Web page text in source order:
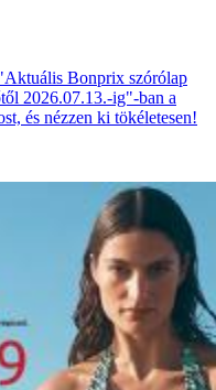
Bonprix szórólap
2026.07.13.-ig"-ban a
és nézzen ki tökéletesen!